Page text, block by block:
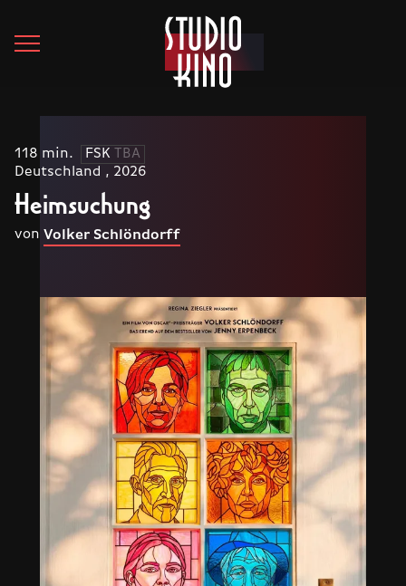
118 min. FSK
TBA
Deutschland , 2026
Heimsuchung
von Volker Schlöndorff